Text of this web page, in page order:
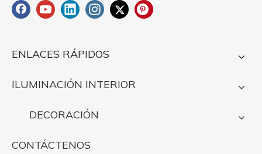
ENLACES RÁPIDOS
ILUMINACIÓN INTERIOR
DECORACIÓN
CONTÁCTENOS